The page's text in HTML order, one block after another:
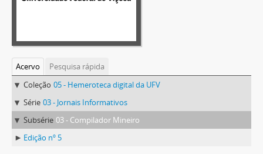
Acervo
Pesquisa rápida
Coleção 05 - Hemeroteca digital da UFV
Série 03 - Jornais Informativos
Subsérie 03 - Compilador Mineiro
Edição nº 5